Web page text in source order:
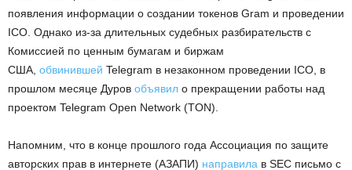
появления информации о создании токенов Gram и проведении
ICO. Однако из-за длительных судебных разбирательств с
Комиссией по ценным бумагам и биржам
США, обвинившей Telegram в незаконном проведении ICO, в
прошлом месяце Дуров объявил о прекращении работы над
проектом Telegram Open Network (TON).
Напомним, что в конце прошлого года Ассоциация по защите
авторских прав в интернете (АЗАПИ) направила в SEC письмо с